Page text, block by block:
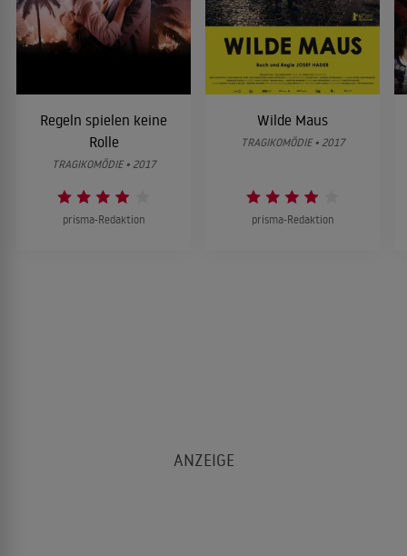
Regeln spielen keine
Rolle
TRAGIKOMÖDIE • 2017
prisma-Redaktion
Wilde Maus
TRAGIKOMÖDIE • 2017
prisma-Redaktion